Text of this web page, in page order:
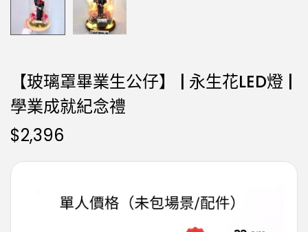
【玻璃罩畢業生公仔】 | 永生花LED燈 |
學業成就紀念禮
$2,396